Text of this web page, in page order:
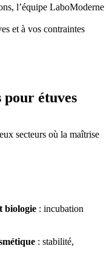
l’équipe LaboModerne
et à vos contraintes
pour étuves
secteurs où la maîtrise
biologie : incubation
: stabilité,